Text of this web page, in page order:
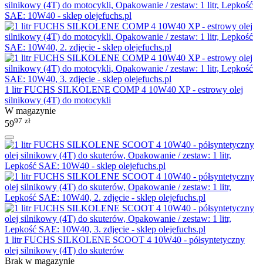
1 litr FUCHS SILKOLENE COMP 4 10W40 XP - estrowy olej
silnikowy (4T) do motocykli
W magazynie
5997 zł
1 litr FUCHS SILKOLENE SCOOT 4 10W40 - półsyntetyczny
olej silnikowy (4T) do skuterów
Brak w magazynie